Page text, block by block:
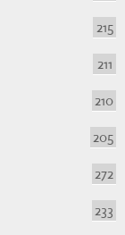
215
211
210
205
272
233